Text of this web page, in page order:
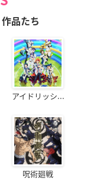
品たち
アイドリッシ...
呪術廻戦